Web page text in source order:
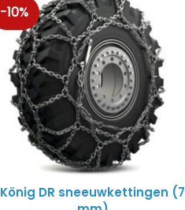
-10%
König DR sneeuwkettingen (7